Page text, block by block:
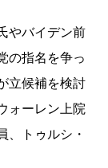
やバイデン前
の指名を争っ
立候補を検討
ォーレン上院
、トゥルシ・